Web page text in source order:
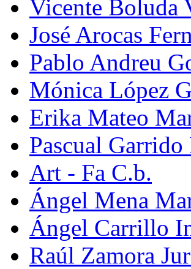
Vicente Boluda
José Arocas
Pablo Andreu
Mónica López
Erika Mateo
Pascual Garrido
Art - Fa C.b.
Ángel Mena
Ángel Carrillo
Raúl Zamora